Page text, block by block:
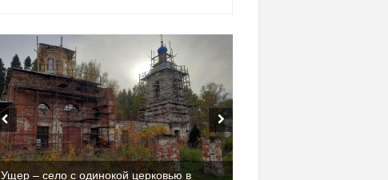
Ущер – село с одинокой церковью в